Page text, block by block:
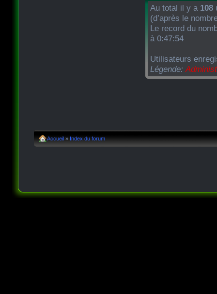
Au total il y a 108
(d’après le
Le record du
à 0:47:54
Utilisateurs
Légende:
Accueil » Index du forum